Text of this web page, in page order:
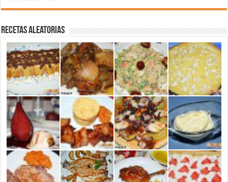
Recetas aleatorias